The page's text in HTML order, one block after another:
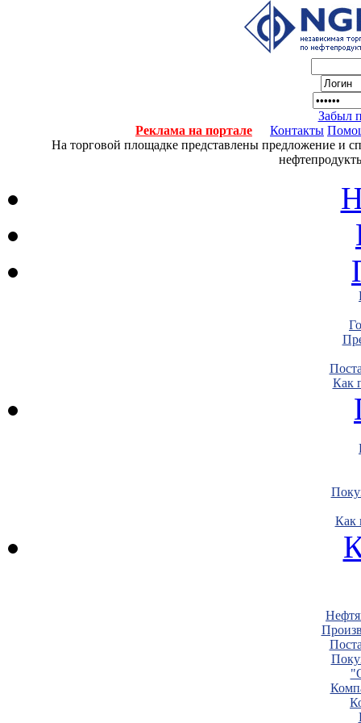
Забыл
Реклама на портале
Контакты
На торговой площадке представлены предложение и
Как
Как